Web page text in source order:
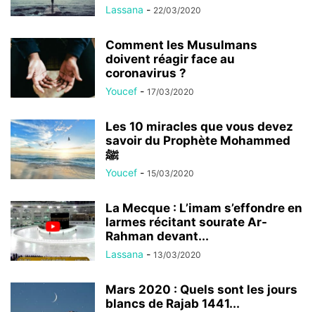
Lassana - 22/03/2020
Comment les Musulmans
doivent réagir face au
coronavirus ?
Youcef - 17/03/2020
Les 10 miracles que vous devez
savoir du Prophète Mohammed
ﷺ
Youcef - 15/03/2020
La Mecque : L’imam s’effondre en
larmes récitant sourate Ar-
Rahman devant...
Lassana - 13/03/2020
Mars 2020 : Quels sont les jours
blancs de Rajab 1441...